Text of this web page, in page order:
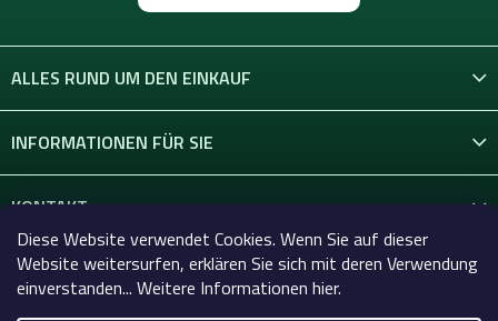
Diese Website verwendet Cookies. Wenn Sie auf dieser
Website weitersurfen, erklären Sie sich mit deren Verwendung
einverstanden... Weitere Informationen hier.
ALLES RUND UM DEN EINKAUF
INFORMATIONEN FÜR SIE
KONTAKT